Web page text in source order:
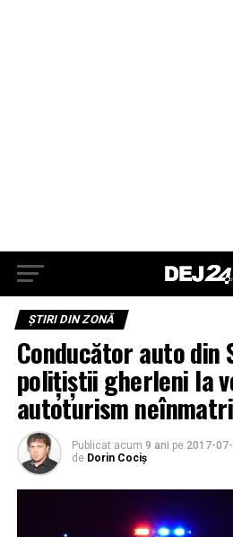
ŞTIRI DIN ZONĂ
Conducător auto din
polițiștii gherleni la
autoturism
Publicat acum 9 ani pe 2017-
de Dorin Cociș